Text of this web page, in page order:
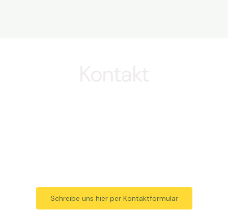
Schreibe uns hier per Kontaktformular